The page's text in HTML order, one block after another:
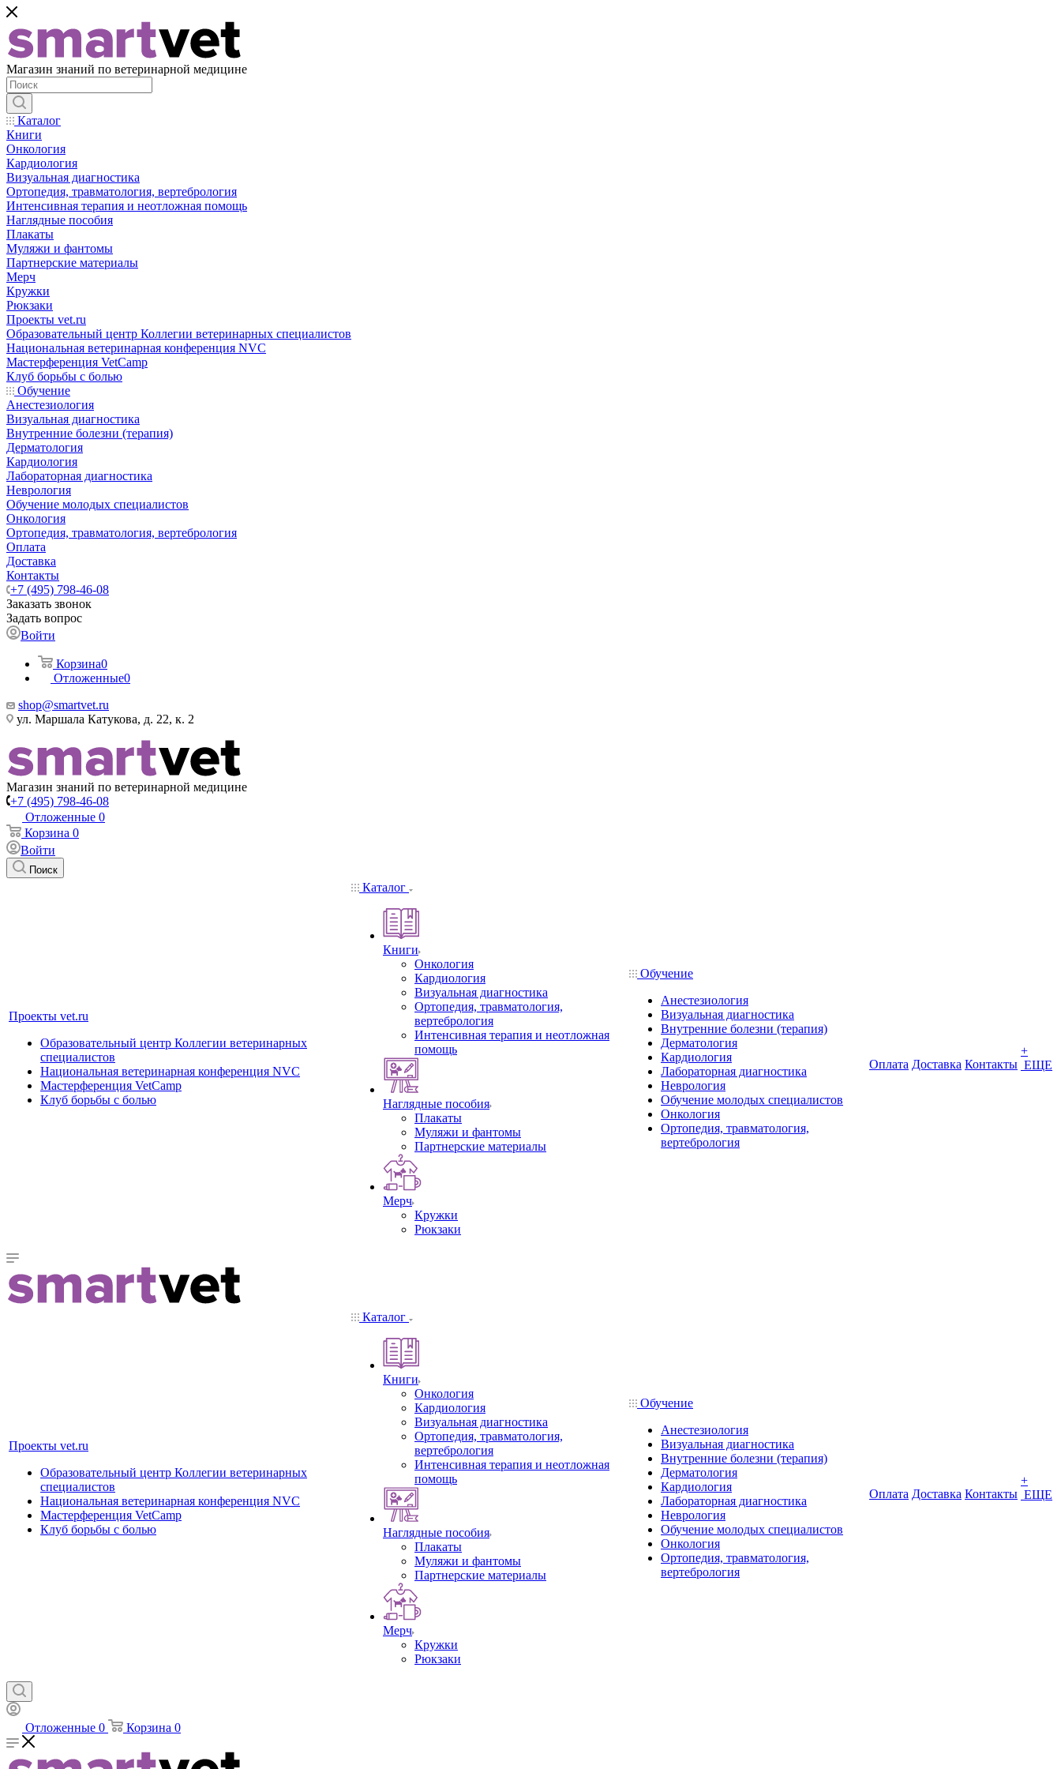
Магазин знаний по ветеринарной медицине
Каталог
Книги
Онкология
Кардиология
Визуальная диагностика
Ортопедия, травматология, вертебрология
Интенсивная терапия и неотложная помощь
Наглядные пособия
Плакаты
Муляжи и фантомы
Партнерские материалы
Мерч
Кружки
Рюкзаки
Проекты vet.ru
Образовательный центр Коллегии ветеринарных специалистов
Национальная ветеринарная конференция NVC
Мастерференция VetCamp
Клуб борьбы с болью
Обучение
Анестезиология
Визуальная диагностика
Внутренние болезни (терапия)
Дерматология
Кардиология
Лабораторная диагностика
Неврология
Обучение молодых специалистов
Онкология
Ортопедия, травматология, вертебрология
Оплата
Доставка
Контакты
+7 (495) 798-46-08
Заказать звонок
Задать вопрос
Войти
Корзина0
Отложенные0
shop@smartvet.ru
ул. Маршала Катукова, д. 22, к. 2
Магазин знаний по ветеринарной медицине
+7 (495) 798-46-08
Отложенные 0
Корзина 0
Войти
Поиск
Проекты vet.ru
Образовательный центр Коллегии ветеринарных
специалистов
Национальная ветеринарная конференция NVC
Мастерференция VetCamp
Клуб борьбы с болью
Каталог
Книги
Онкология
Кардиология
Визуальная диагностика
Ортопедия, травматология,
вертебрология
Интенсивная терапия и неотложная
помощь
Наглядные пособия
Плакаты
Муляжи и фантомы
Партнерские материалы
Мерч
Кружки
Рюкзаки
Обучение
Анестезиология
Визуальная диагностика
Внутренние болезни (терапия)
Дерматология
Кардиология
Лабораторная диагностика
Неврология
Обучение молодых специалистов
Онкология
Ортопедия, травматология,
вертебрология
Оплата Доставка Контакты
+
ЕЩЕ
Проекты vet.ru
Образовательный центр Коллегии ветеринарных
специалистов
Национальная ветеринарная конференция NVC
Мастерференция VetCamp
Клуб борьбы с болью
Каталог
Книги
Онкология
Кардиология
Визуальная диагностика
Ортопедия, травматология,
вертебрология
Интенсивная терапия и неотложная
помощь
Наглядные пособия
Плакаты
Муляжи и фантомы
Партнерские материалы
Мерч
Кружки
Рюкзаки
Обучение
Анестезиология
Визуальная диагностика
Внутренние болезни (терапия)
Дерматология
Кардиология
Лабораторная диагностика
Неврология
Обучение молодых специалистов
Онкология
Ортопедия, травматология,
вертебрология
Оплата Доставка Контакты
+
ЕЩЕ
Отложенные 0 Корзина 0